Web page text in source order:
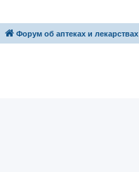
Форум об аптеках и лекарствах